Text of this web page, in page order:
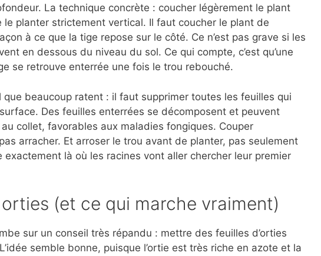
La technique concrète : coucher légèrement le plant
planter strictement vertical. Il faut coucher le plant de
à ce que la tige repose sur le côté. Ce n’est pas grave si les
en dessous du niveau du sol. Ce qui compte, c’est qu’une
se retrouve enterrée une fois le trou rebouché.
que beaucoup ratent : il faut supprimer toutes les feuilles qui
Des feuilles enterrées se décomposent et peuvent
collet, favorables aux maladies fongiques. Couper
arracher. Et arroser le trou avant de planter, pas seulement
exactement là où les racines vont aller chercher leur premier
orties (et ce qui marche vraiment)
sur un conseil très répandu : mettre des feuilles d’orties
semble bonne, puisque l’ortie est très riche en azote et la